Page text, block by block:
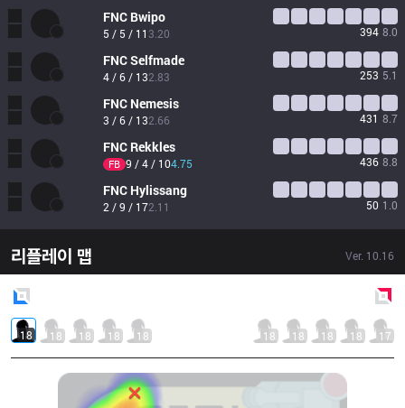
FNC Bwipo
5 / 5 / 11 3.20 394 8.0
FNCSelfmade
4 / 6 / 132.83 253 5.1
FNC Nemesis
3 / 6 / 132.66 431 8.7
FNC Rekkles
FB 9 / 4 / 104.75 436 8.8
FNC Hylissang
2 / 9 / 172.11 50 1.0
리플레이 맵 Ver. 10.16
18 18 18 18 18 18 18 18 18 17